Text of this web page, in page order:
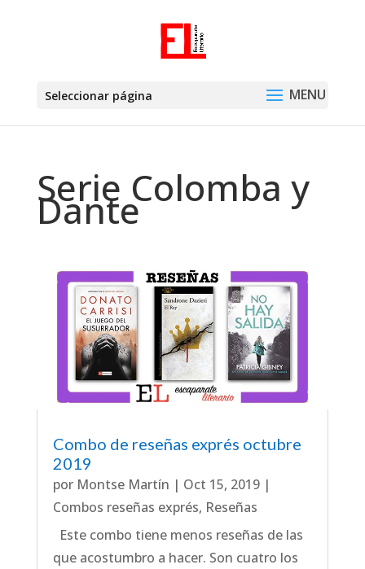
Seleccionar página
Serie Colomba y
Dante
Combo de reseñas exprés octubre
2019
por Montse Martín | Oct 15, 2019|
Combos reseñas exprés, Reseñas
Este combo tiene menos reseñas de las
que acostumbro a hacer. Son cuatro los